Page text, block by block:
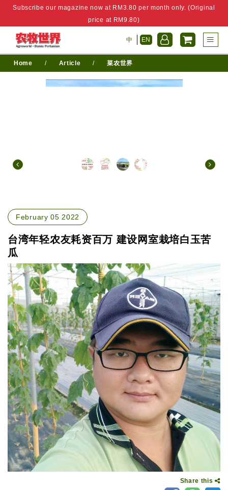
Subscribe our magazine now at RM3.80 per month only. (Original
price at RM9.80)
中 EN
Home / Article / 菜农世界
February 05 2022
台湾年轻农友耗资百万 建设网室栽培白玉苦
瓜
Share this